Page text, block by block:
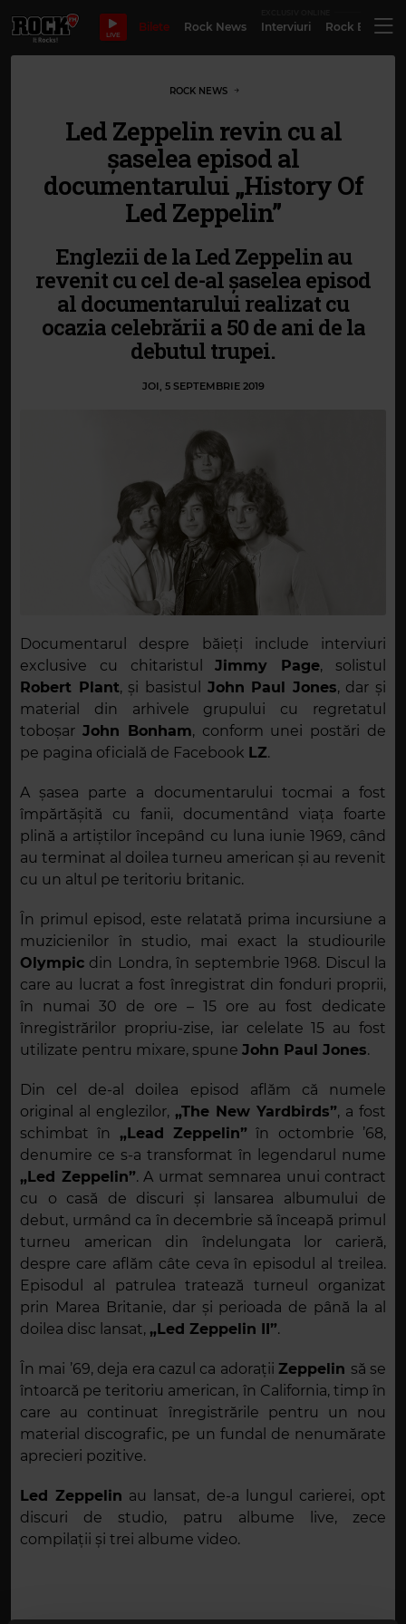
LIVE
Bilete Rock News Interviuri Rock
ROCK NEWS
Led Zeppelin revin cu al
șaselea episod al
documentarului „History Of
Led Zeppelin”
Englezii de la Led Zeppelin au
revenit cu cel de-al șaselea episod
al documentarului realizat cu
ocazia celebrării a 50 de ani de la
debutul trupei.
JOI, 5 SEPTEMBRIE 2019
Documentarul despre băieți include interviuri
exclusive cu chitaristulJimmy Page, solistul
Robert Plant, și basistul John Paul Jones, dar și
material din arhivele grupului cu regretatul
toboșar John Bonham, conform unei postări de
pe pagina oficială de Facebook LZ.
A șasea parte a documentarului tocmai a fost
împărtășită cu fanii, documentând viața foarte
plină a artiștilor începând cu luna iunie 1969, când
au terminat al doilea turneu american și au revenit
cu un altul pe teritoriu britanic.
În primul episod, este relatată prima incursiune a
muzicienilor în studio, mai exact la studiourile
Olympic din Londra, în septembrie 1968. Discul la
care au lucrat a fost înregistrat din fonduri proprii,
în numai 30 de ore – 15 ore au fost dedicate
înregistrărilor propriu-zise, iar celelate 15 au fost
utilizate pentru mixare, spune John Paul Jones.
Din cel de-al doilea episod aflăm că numele
original al englezilor, „The New Yardbirds”, a fost
schimbat în „Lead Zeppelin” în octombrie ’68,
denumire ce s-a transformat în legendarul nume
„Led Zeppelin”. A urmat semnarea unui contract
cu o casă de discuri și lansarea albumului de
debut, urmând ca în decembrie să înceapă primul
turneu american din îndelungata lor carieră,
despre care aflăm câte ceva în episodul al treilea.
Episodul al patrulea tratează turneul organizat
prin Marea Britanie, dar și perioada de până la al
doilea disc lansat, „Led Zeppelin II”.
În mai ’69, deja era cazul ca adorațiiZeppelin să se
întoarcă pe teritoriu american, în California, timp în
care au continuat înregistrările pentru un nou
material discografic, pe un fundal de nenumărate
aprecieri pozitive.
Led Zeppelin au lansat, de-a lungul carierei, opt
discuri de studio, patru albume live, zece
compilații și trei albume video.